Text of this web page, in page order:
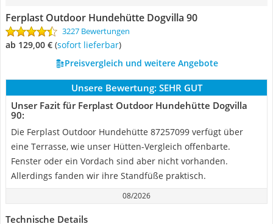
Ferplast Outdoor Hundehütte Dogvilla 90
3227 Bewertungen
ab 129,00 € ( Sofort lieferbar)
Preisvergleich und weitere Angebote
Unsere Bewertung: SEHR GUT
Unser Fazit für Ferplast Outdoor Hundehütte Dogvilla
90:
Die Ferplast Outdoor Hundehütte 87257099 verfügt über
eine Terrasse, wie unser Hütten-Vergleich offenbarte.
Fenster oder ein Vordach sind aber nicht vorhanden.
Allerdings fanden wir ihre Standfüße praktisch.
08/2026
Technische Details